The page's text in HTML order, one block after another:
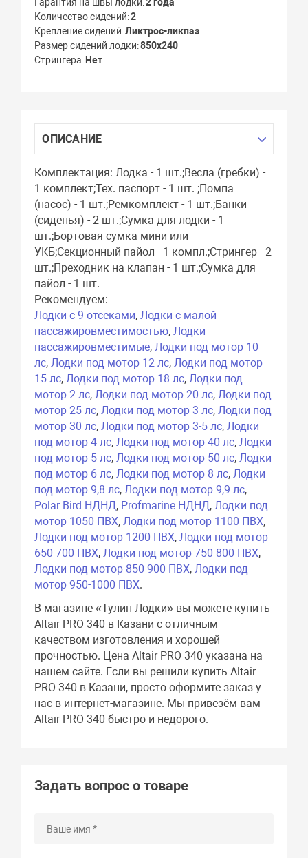
Гарантия на швы лодки 2 года
Количество сидений 2
Крепление сидений Ликтрос-ликпаз
Размер сидений лодки 850х240
Стрингера Нет
ОПИСАНИЕ
Комплектация: Лодка - 1 шт.;Весла (гребки) -
1 комплект;Тех. паспорт - 1 шт. ;Помпа
(насос) - 1 шт.;Ремкомплект - 1 шт.;Банки
(сиденья) - 2 шт.;Сумка для лодки - 1
шт.;Бортовая сумка мини или
УКБ;Секционный пайол - 1 компл.;Стрингер - 2
шт.;Преходник на клапан - 1 шт.;Сумка для
пайол - 1 шт.
Рекомендуем:
Лодки с 9 отсеками,Лодки с малой
пассажировместимостью,Лодки
пассажировместимые,Лодки под мотор 10
лс,Лодки под мотор 12 лс,Лодки под мотор
15 лс,Лодки под мотор 18 лс,Лодки под
мотор 2 лс,Лодки под мотор 20 лс,Лодки под
мотор 25 лс,Лодки под мотор 3 лс,Лодки под
мотор 30 лс,Лодки под мотор 3-5 лс,Лодки
под мотор 4 лс,Лодки под мотор 40 лс,Лодки
под мотор 5 лс,Лодки под мотор 50 лс,Лодки
под мотор 6 лс,Лодки под мотор 8 лс,Лодки
под мотор 9,8 лс,Лодки под мотор 9,9 лс,
Polar Bird НДНД, Profmarine НДНД,Лодки под
мотор 1050 ПВХ,Лодки под мотор 1100 ПВХ,
Лодки под мотор 1200 ПВХ,Лодки под мотор
650-700 ПВХ,Лодки под мотор 750-800 ПВХ,
Лодки под мотор 850-900 ПВХ,Лодки под
мотор 950-1000 ПВХ.
В магазине «Тулин Лодки» вы можете купить
Altair PRO 340 в Казани с отличным
качеством изготовления и хорошей
прочностью. Цена Altair PRO 340 указана на
нашем сайте. Если вы решили купить Altair
PRO 340 в Казани, просто оформите заказ у
нас в интернет-магазине. Мы привезём вам
Altair PRO 340 быстро и недорого.
Задать вопрос о товаре